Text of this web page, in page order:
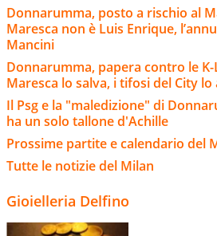
Donnarumma, posto a rischio al
Maresca non è Luis Enrique,
Mancini
Donnarumma, papera contro le K-
Maresca lo salva, i tifosi del City lo
Il Psg e la "maledizione" di
ha un solo tallone d'Achille
Prossime partite e calendario del
Tutte le notizie del Milan
Gioielleria Delfino